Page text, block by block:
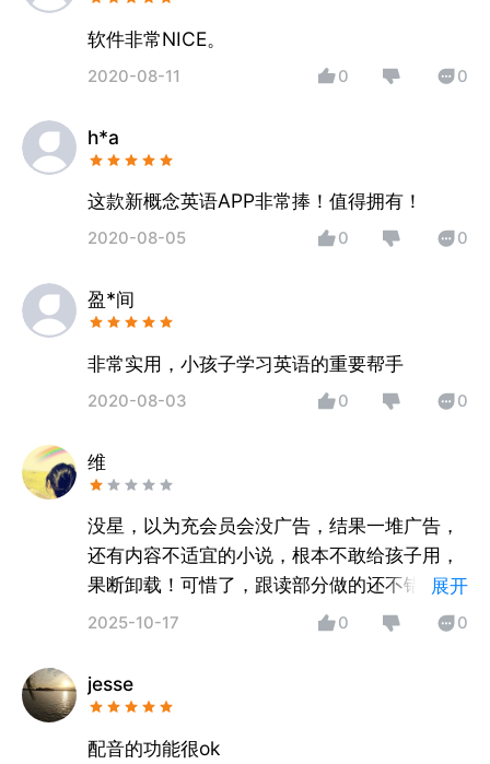
软件非常NICE。
2020-08-11 0 0
h*a
这款新概念英语APP非常捧！值得拥有！
2020-08-05 0 0
盈*间
非常实用，小孩子学习英语的重要帮手
2020-08-03 0 0
维
没星，以为充会员会没广告，结果一堆广告，
还有内容不适宜的小说，根本不敢给孩子用，
果断卸载！可惜了，跟读部分做的还不错，非
要这么自抛自弃么
展开
2025-10-17 0 0
jesse
配音的功能很ok